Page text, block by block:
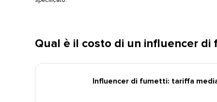
Qual è il costo di un influencer
Influencer di fumetti: tariffa